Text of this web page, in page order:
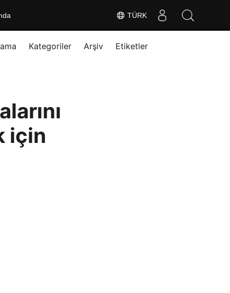
TÜRK
Kategoriler Arşiv Etiketler
için